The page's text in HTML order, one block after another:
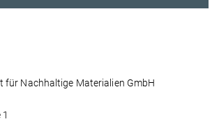
für Nachhaltige Materialien GmbH